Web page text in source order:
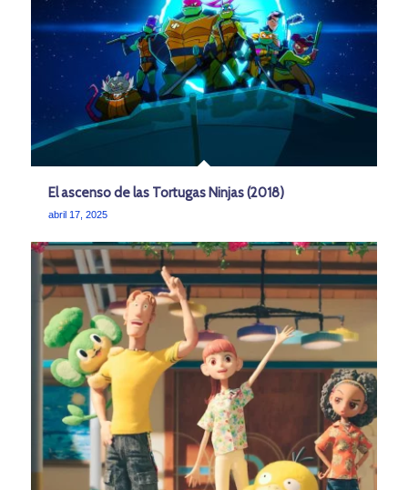
El ascenso de las Tortugas Ninjas (2018)
abril 17, 2025